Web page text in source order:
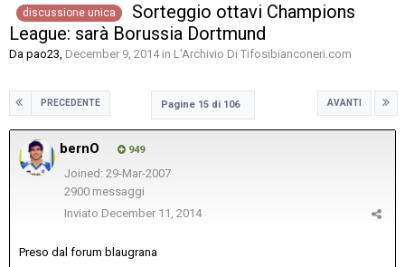
discussione unica
Sorteggio ottavi Champions
League: sarà Borussia Dortmund
Da pao23, December 9, 2014in L'Archivio Di Tifosibianconeri.com
PRECEDENTE AVANTI
Pagine 15 di 106
bernO 949
Joined: 29-Mar-2007
2900 messaggi
Inviato December 11, 2014
Preso dal forum blaugrana